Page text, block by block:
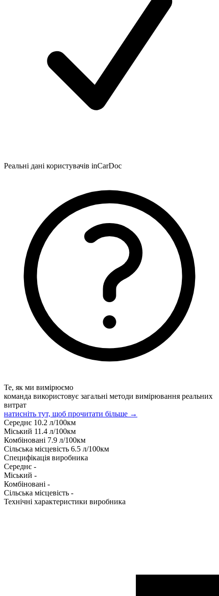
Реальні дані користувачів inCarDoc
Те, як ми вимірюємо
команда використовує загальні методи вимірювання реальних
витрат
натисніть тут, щоб прочитати більше →
Середнє 10.2 л/100км
Міський 11.4 л/100км
Комбіновані 7.9 л/100км
Сільська місцевість 6.5 л/100км
Специфікація виробника
Середнє -
Міський -
Комбіновані -
Сільська місцевість -
Технічні характеристики виробника